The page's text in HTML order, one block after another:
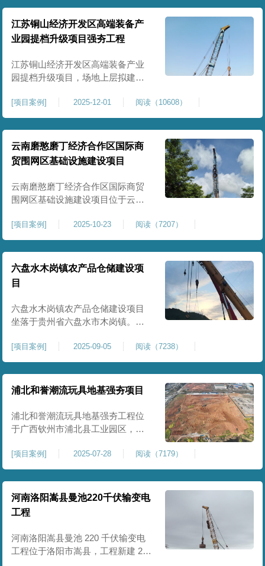
设标准的前置关键工程，本项目强
夯处理总面积20000㎡，施工范围为
陆域堆场B区围墙沿线及配套场地。
原场地土层松散、回填不均、固结
程度差，地基承载力较低，且堆
江苏铜山经济开发区高端装备产
业园提档升级项目强夯工程
江苏铜山经济开发区高端装备产业
园提档升级项目，场地上层拟建厂
施。占地面积约130000㎡.项目采用
强夯工艺对地基进行加固处理，确
保处理后地基承载力特征值
≥100kPa、压实系数≥0.94、压缩模
量≥5MPa，工程实施后将有效提升
场地整体承载力与均匀性，消除不
均匀沉降隐患，为园区高端装备产
业项目
[项目案例] 2025-12-01 阅读（10608）
云南磨憨磨丁经济合作区国际商
贸围网区基础设施建设项目
云南磨憨磨丁经济合作区国际商贸
围网区基础设施建设项目位于云南
商贸、口岸监管、通关查验的重要
基础设施工程。项目建设内容主要
为场地地基处理，处理总面积约 5
万平方米，采用强夯加固施工工
艺，通过全场地强夯提升地基承载
力、消除不均匀沉降，满足围网区
后续建（构）筑物及重型作业场地
使
[项目案例] 2025-10-23 阅读（7207）
六盘水木岗镇农产品仓储建设项
目
六盘水木岗镇农产品仓储建设项目
坐落于贵州省六盘水市木岗镇。场
房、分拣车间、配套附属用房等设
施。项目原始场地为新建建设用
地，土层分布不均、土体松散、天
然固结程度较低，地基整体承载力
筑需长期承受货物堆放荷载，对地
基沉降稳定性、整体密实度要求较
[项目案例] 2025-09-05 阅读（7238）
浦北和誉潮流玩具地基强夯项目
浦北和誉潮流玩具地基强夯工程位
于广西钦州市浦北县工业园区，场
公及生活附属设施。原始场地为新
建园区待开发地块，土体回填不
均、土质松散、固结度不足，场地
承载力与整体均匀性较差，若直接
施工易出现地基不均匀沉降、地面
开裂、墙体变形等质量问题，无法
满足工业厂房长期荷载及规范建设
标
[项目案例] 2025-07-28 阅读（7179）
河南洛阳嵩县曼池220千伏输变电
工程
河南洛阳嵩县曼池 220 千伏输变电
工程位于洛阳市嵩县，工程新建 220